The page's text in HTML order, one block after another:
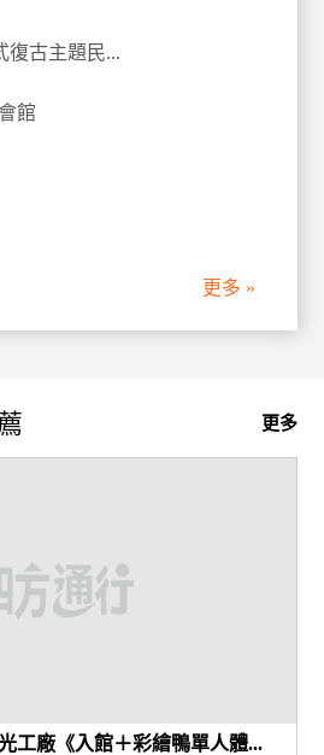
復古主題民...
館
更多 »
更多
工廠《入館＋彩繪鴨單人體...